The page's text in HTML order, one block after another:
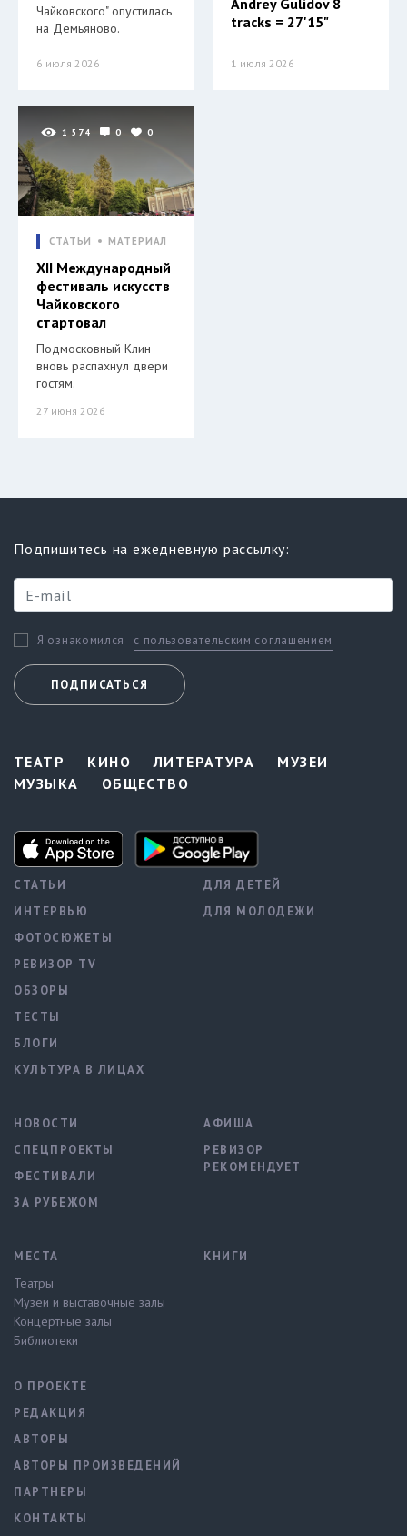
Чайковского" опустилась
на Демьяново.
6 июля 2026
tracks = 27'15"
1 июля 2026
1 574 0 0
СТАТЬИ МАТЕРИАЛ
XII Международный
фестиваль искусств
Чайковского
стартовал
Подмосковный Клин
вновь распахнул двери
гостям.
27 июня 2026
Подпишитесь на ежедневную рассылку:
Я ознакомился с пользовательским соглашением
ПОДПИСАТЬСЯ
ТЕАТР КИНО ЛИТЕРАТУРА
МУЗЕИ
МУЗЫКА
ОБЩЕСТВО
СТАТЬИ
ИНТЕРВЬЮ
ФОТОСЮЖЕТЫ
РЕВИЗОР TV
ОБЗОРЫ
ТЕСТЫ
БЛОГИ
КУЛЬТУРА В ЛИЦАХ
ДЛЯ ДЕТЕЙ
ДЛЯ МОЛОДЕЖИ
НОВОСТИ
СПЕЦПРОЕКТЫ
ФЕСТИВАЛИ
ЗА РУБЕЖОМ
АФИША
РЕВИЗОР
РЕКОМЕНДУЕТ
МЕСТА
Театры
Музеи и выставочные залы
Концертные залы
Библиотеки
КНИГИ
О ПРОЕКТЕ
РЕДАКЦИЯ
АВТОРЫ
АВТОРЫ ПРОИЗВЕДЕНИЙ
ПАРТНЕРЫ
КОНТАКТЫ